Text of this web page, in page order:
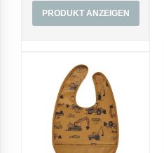
PRODUKT ANZEIGEN